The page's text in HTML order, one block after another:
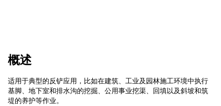
概述
适用于典型的反铲应用，比如在建筑、工业及园林施工环境中执行
基脚、地下室和排水沟的挖掘、公用事业挖渠、回填以及斜坡和筑
堤的养护等作业。